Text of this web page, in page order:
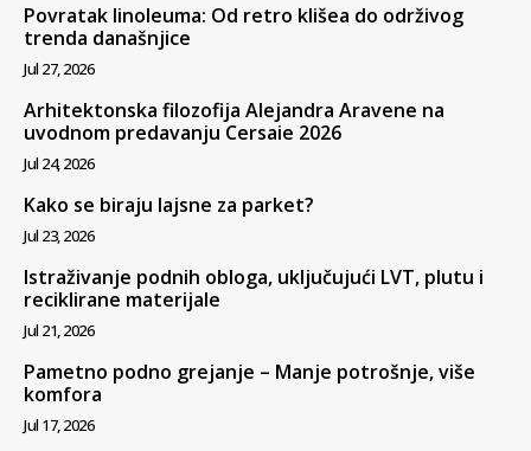
Povratak linoleuma: Od retro klišea do održivog
trenda današnjice
Jul 27, 2026
Arhitektonska filozofija Alejandra Aravene na
uvodnom predavanju Cersaie 2026
Jul 24, 2026
Kako se biraju lajsne za parket?
Jul 23, 2026
Istraživanje podnih obloga, uključujući LVT, plutu i
reciklirane materijale
Jul 21, 2026
Pametno podno grejanje – Manje potrošnje, više
komfora
Jul 17, 2026